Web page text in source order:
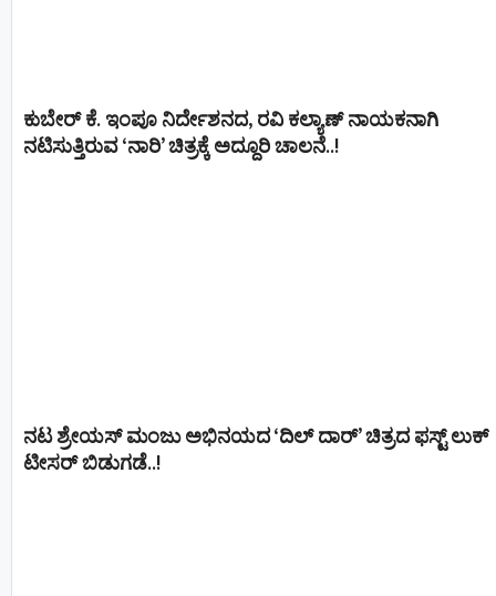
ಕುಬೇರ್ ಕೆ. ಇಂಪೂ ನಿರ್ದೇಶನದ, ರವಿ ಕಲ್ಯಾಣ್‍ ನಾಯಕನಾಗಿ
ನಟಿಸುತ್ತಿರುವ ‘ನಾರಿ’ ಚಿತ್ರಕ್ಕೆ ಅದ್ದೂರಿ ಚಾಲನೆ..!
ನಟ ಶ್ರೇಯಸ್ ಮಂಜು ಅಭಿನಯದ ‘ದಿಲ್ ದಾರ್’ ಚಿತ್ರದ ಫಸ್ಟ್ ಲುಕ್
ಟೀಸರ್ ಬಿಡುಗಡೆ..!